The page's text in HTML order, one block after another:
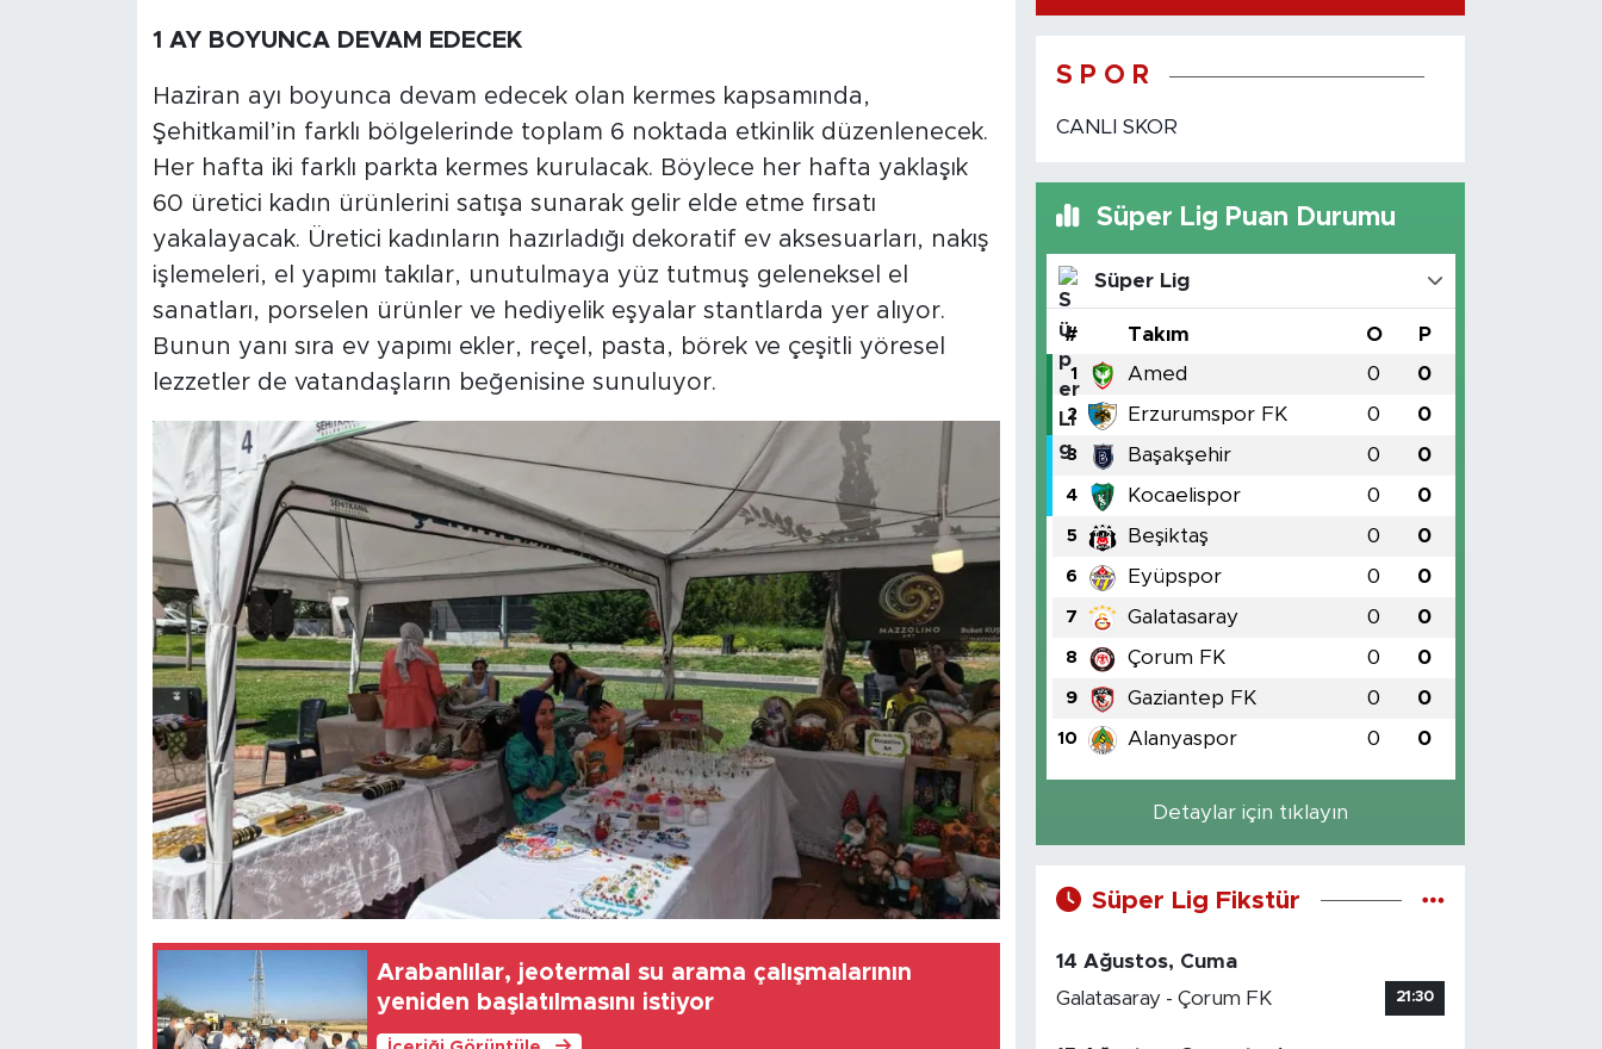
1 AY BOYUNCA DEVAM EDECEK
Haziran ayı boyunca devam edecek olan kermes kapsamında,
Şehitkamil’in farklı bölgelerinde toplam 6 noktada etkinlik düzenlenecek.
Her hafta iki farklı parkta kermes kurulacak. Böylece her hafta yaklaşık
60 üretici kadın ürünlerini satışa sunarak gelir elde etme fırsatı
yakalayacak. Üretici kadınların hazırladığı dekoratif ev aksesuarları, nakış
işlemeleri, el yapımı takılar, unutulmaya yüz tutmuş geleneksel el
sanatları, porselen ürünler ve hediyelik eşyalar stantlarda yer alıyor.
Bunun yanı sıra ev yapımı ekler, reçel, pasta, börek ve çeşitli yöresel
lezzetler de vatandaşların beğenisine sunuluyor.
Arabanlılar, jeotermal su arama çalışmalarının
yeniden başlatılmasını istiyor
S P O R
CANLI SKOR
Süper Lig Puan Durumu
Süper Lig
# Takım O P
1 Amed 0 0
2 Erzurumspor FK 0 0
3 Başakşehir 0 0
4 Kocaelispor 0 0
5 Beşiktaş 0 0
6 Eyüpspor 0 0
7 Galatasaray 0 0
8 Çorum FK 0 0
9 Gaziantep FK 0 0
10 Alanyaspor 0 0
Detaylar için tıklayın
Süper Lig Fikstür
14 Ağustos, Cuma
Galatasaray - Çorum FK
21:30